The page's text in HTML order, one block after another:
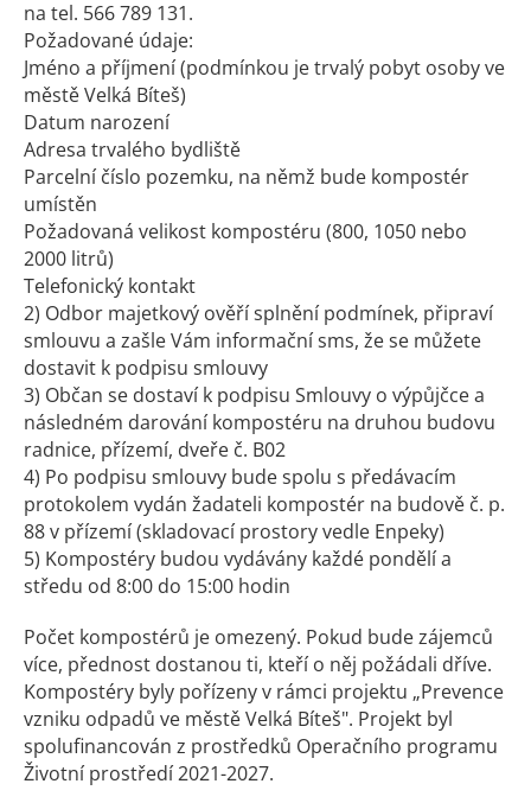
na tel. 566 789 131.
Požadované údaje:
Jméno a příjmení (podmínkou je trvalý pobyt osoby ve
městě Velká Bíteš)
Datum narození
Adresa trvalého bydliště
Parcelní číslo pozemku, na němž bude kompostér
umístěn
Požadovaná velikost kompostéru (800, 1050 nebo
2000 litrů)
Telefonický kontakt
2) Odbor majetkový ověří splnění podmínek, připraví
smlouvu a zašle Vám informační sms, že se můžete
dostavit k podpisu smlouvy
3) Občan se dostaví k podpisu Smlouvy o výpůjčce a
následném darování kompostéru na druhou budovu
radnice, přízemí, dveře č. B02
4) Po podpisu smlouvy bude spolu s předávacím
protokolem vydán žadateli kompostér na budově č. p.
88 v přízemí (skladovací prostory vedle Enpeky)
5) Kompostéry budou vydávány každé pondělí a
středu od 8:00 do 15:00 hodin
Počet kompostérů je omezený. Pokud bude zájemců
více, přednost dostanou ti, kteří o něj požádali dříve.
Kompostéry byly pořízeny v rámci projektu „Prevence
vzniku odpadů ve městě Velká Bíteš". Projekt byl
spolufinancován z prostředků Operačního programu
Životní prostředí 2021-2027.